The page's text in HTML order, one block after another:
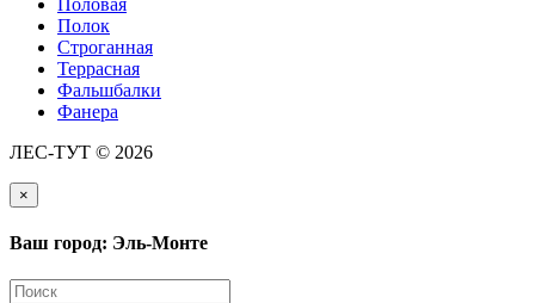
Полок
Строганная
Террасная
Фальшбалки
Фанера
ЛЕС-ТУТ © 2026
×
Ваш город: Эль-Монте